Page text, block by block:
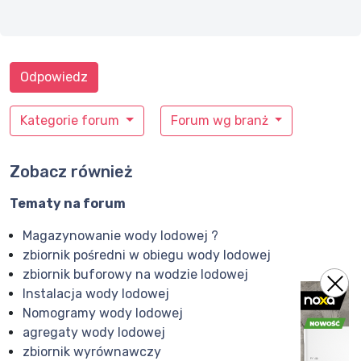
Kategorie forum Forum wg branż
Odpowiedz
Zobacz również
Tematy na forum
Magazynowanie wody lodowej ?
zbiornik pośredni w obiegu wody lodowej
zbiornik buforowy na wodzie lodowej
Instalacja wody lodowej
Nomogramy wody lodowej
agregaty wody lodowej
zbiornik wyrównawczy